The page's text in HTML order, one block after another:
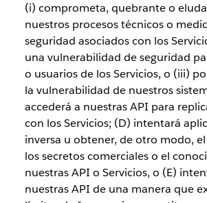
(i) comprometa, quebrante o
nuestros procesos técnicos o
seguridad asociados con los
una vulnerabilidad de seguridad
o usuarios de los Servicios, o (iii)
la vulnerabilidad de nuestros
accederá a nuestras API para
con los Servicios; (D) intentará
inversa u obtener, de otro modo,
los secretos comerciales o el
nuestras API o Servicios, o (E)
nuestras API de una manera que